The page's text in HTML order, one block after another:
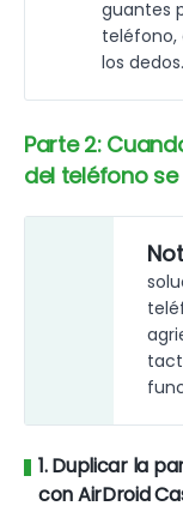
guantes
teléfono,
los dedos.
Parte 2:
del teléfono
1. Duplicar la
con AirDroid